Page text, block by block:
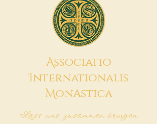
Associatio
Internationalis
MonAstica
Lass uns zusammen bringen